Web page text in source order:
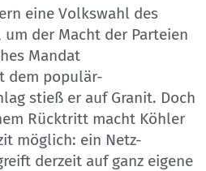
eine Volkswahl des
der Macht der Parteien
Mandat
dem populär-
stieß er auf Granit. Doch
Rücktritt macht Köhler
möglich: ein Netz-
derzeit auf ganz eigene